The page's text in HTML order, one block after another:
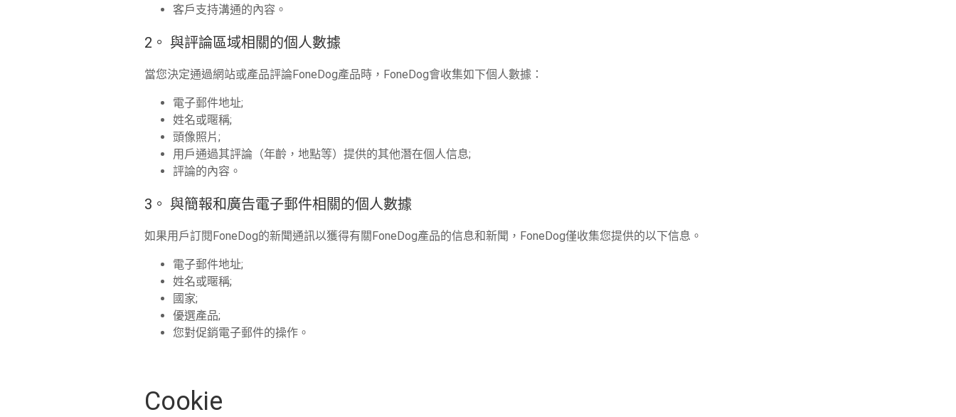
客戶支持溝通的內容。
2。 與評論區域相關的個人數據
當您決定通過網站或產品評論FoneDog產品時，FoneDog會收集如下個人數據：
電子郵件地址;
姓名或暱稱;
頭像照片;
用戶通過其評論（年齡，地點等）提供的其他潛在個人信息;
評論的內容。
3。 與簡報和廣告電子郵件相關的個人數據
如果用戶訂閱FoneDog的新聞通訊以獲得有關FoneDog產品的信息和新聞，FoneDog僅收集您提供的以下信息。
電子郵件地址;
姓名或暱稱;
國家;
優選產品;
您對促銷電子郵件的操作。
Cookie